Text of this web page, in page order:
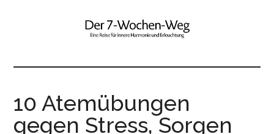
10 Atemübungen
gegen Stress, Sorgen